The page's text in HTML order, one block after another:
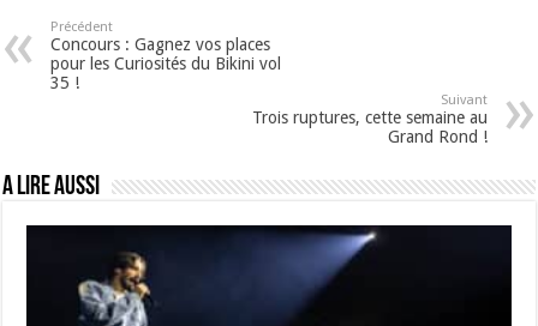
Précédent
Concours : Gagnez vos places
pour les Curiosités du Bikini vol
35 !
Suivant
Trois ruptures, cette semaine au
Grand Rond !
A lire aussi